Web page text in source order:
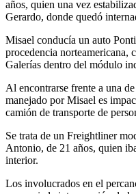
años, quien una vez
Gerardo, donde quedó
Misael conducía un auto
procedencia norteamericana,
Galerías dentro del módulo
Al encontrarse frente a una
manejado por Misael es
camión de transporte de
Se trata de un Freightliner
Antonio, de 21 años, quien
interior.
Los involucrados en el